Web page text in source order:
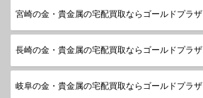
宮崎の金・貴金属の宅配買取ならゴールドプラザ
長崎の金・貴金属の宅配買取ならゴールドプラザ
岐阜の金・貴金属の宅配買取ならゴールドプラザ